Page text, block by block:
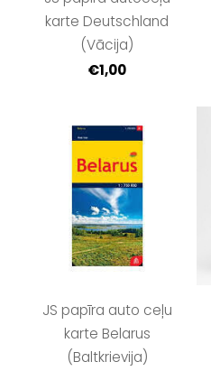
karte Deutschland
(Vācija)
€1,00
JS papīra auto ceļu
karte Belarus
(Baltkrievija)